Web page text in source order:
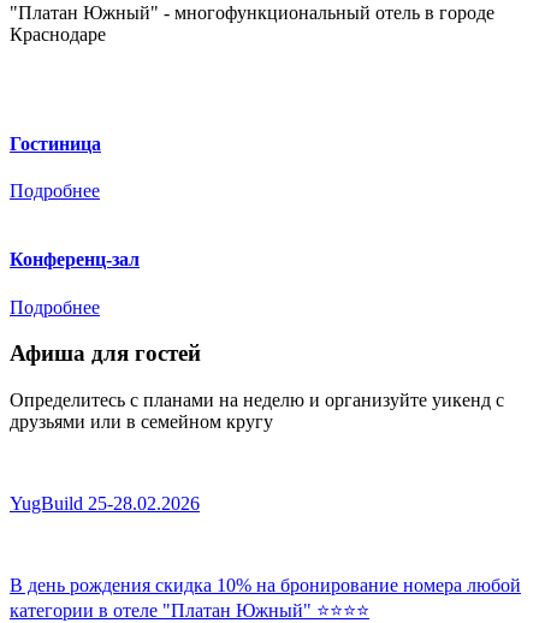
"Платан Южный" - многофункциональный отель в городе
Краснодаре
Гостиница
Подробнее
Конференц-зал
Подробнее
Афиша для гостей
Определитесь с планами на неделю и организуйте уикенд с
друзьями или в семейном кругу
YugBuild 25-28.02.2026
В день рождения скидка 10% на бронирование номера любой
категории в отеле "Платан Южный" ⭐️⭐️⭐️⭐️